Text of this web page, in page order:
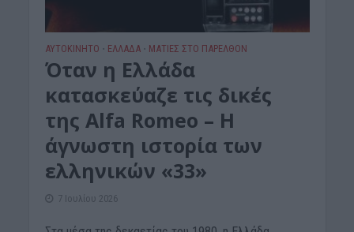
ΑΥΤΟΚΙΝΗΤΟ • ΕΛΛΑΔΑ • ΜΑΤΙΕΣ ΣΤΟ ΠΑΡΕΛΘΟΝ
Όταν η Ελλάδα
κατασκεύαζε τις δικές
της Alfa Romeo – H
άγνωστη ιστορία των
ελληνικών «33»
7 Ιουλίου 2026